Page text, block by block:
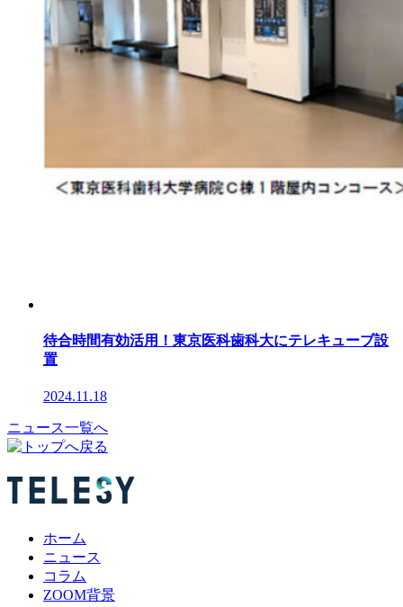
待合時間有効活用！東京医科歯科大にテレキューブ設
置
2024.11.18
ニュース一覧へ
ホーム
ニュース
コラム
ZOOM背景